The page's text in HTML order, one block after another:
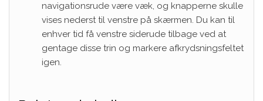
navigationsrude være væk, og knapperne skulle
vises nederst til venstre på skærmen. Du kan til
enhver tid få venstre siderude tilbage ved at
gentage disse trin og markere afkrydsningsfeltet
igen.